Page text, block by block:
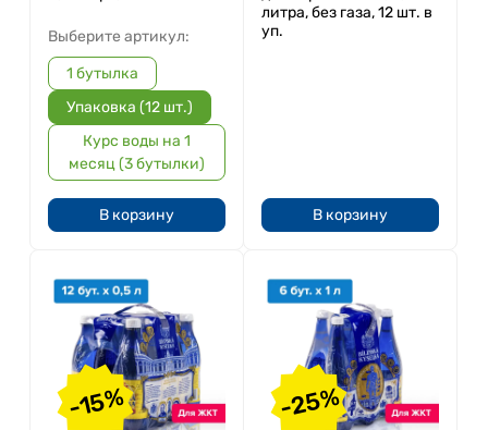
Выберите артикул:
1 бутылка
Упаковка (12 шт.)
Курс воды на 1
месяц (3 бутылки)
В корзину
литра, без газа, 12 шт. в
уп.
В корзину
-15% -25%